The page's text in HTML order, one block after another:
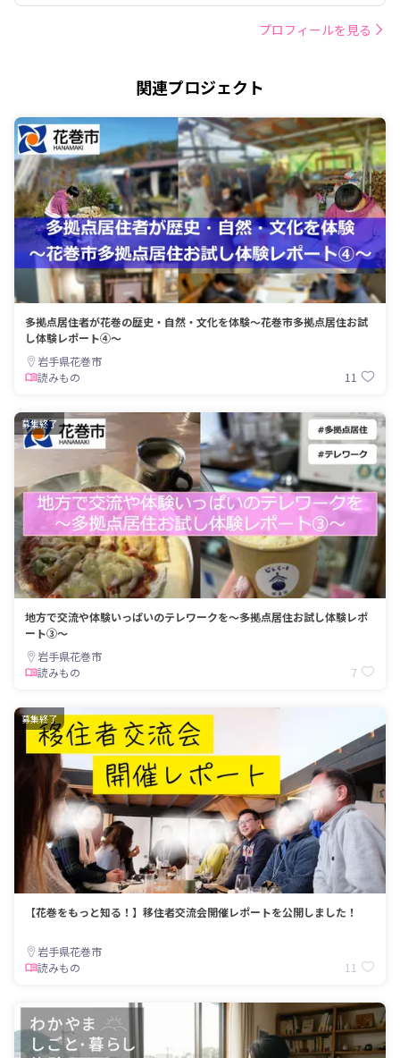
プロフィールを見る
関連プロジェクト
多拠点居住者が花巻の歴史・自然・文化を体験～花巻市多拠点居住お試
し体験レポート④～
岩手県花巻市
読みもの
11
募集終了
地方で交流や体験いっぱいのテレワークを～多拠点居住お試し体験レポ
ート③～
岩手県花巻市
読みもの
7
募集終了
【花巻をもっと知る！】移住者交流会開催レポートを公開しました！
岩手県花巻市
読みもの
11